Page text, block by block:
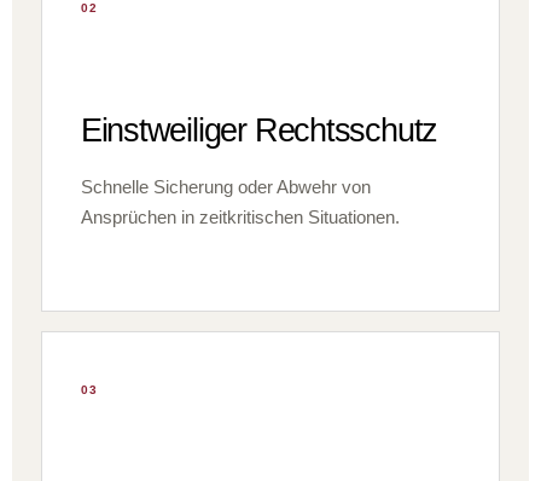
02
Einstweiliger Rechtsschutz
Schnelle Sicherung oder Abwehr von
Ansprüchen in zeitkritischen Situationen.
03